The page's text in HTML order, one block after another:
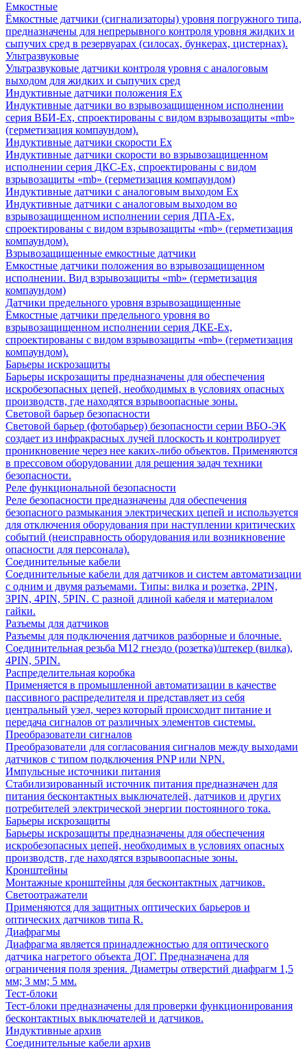
Емкостные
Ёмкостные датчики (сигнализаторы) уровня погружного типа,
предназначены для непрерывного контроля уровня жидких и
сыпучих сред в резервуарах (силосах, бункерах, цистернах).
Ультразвуковые
Ультразвуковые датчики контроля уровня с аналоговым
выходом для жидких и сыпучих сред
Индуктивные датчики положения Ех
Индуктивные датчики во взрывозащищенном исполнении
серия ВБИ-Ех, спроектированы с видом взрывозащиты «mb»
(герметизация компаундом).
Индуктивные датчики скорости Ех
Индуктивные датчики скорости во взрывозащищенном
исполнении серия ДКС-Ех, спроектированы с видом
взрывозащиты «mb» (герметизация компаундом)
Индуктивные датчики с аналоговым выходом Ех
Индуктивные датчики с аналоговым выходом во
взрывозащищенном исполнении серия ДПА-Ех,
спроектированы с видом взрывозащиты «mb» (герметизация
компаундом).
Взрывозащищенные емкостные датчики
Емкостные датчики положения во взрывозащищенном
исполнении. Вид взрывозащиты «mb» (герметизация
компаундом)
Датчики предельного уровня взрывозащищенные
Ёмкостные датчики предельного уровня во
взрывозащищенном исполнении серия ДКЕ-Ех,
спроектированы с видом взрывозащиты «mb» (герметизация
компаундом).
Барьеры искрозащиты
Барьеры искрозащиты предназначены для обеспечения
искробезопасных цепей, необходимых в условиях опасных
производств, где находятся взрывоопасные зоны.
Световой барьер безопасности
Световой барьер (фотобарьер) безопасности серии ВБО-ЭК
создает из инфракрасных лучей плоскость и контролирует
проникновение через нее каких-либо объектов. Применяются
в прессовом оборудовании для решения задач техники
безопасности.
Реле функциональной безопасности
Реле безопасности предназначены для обеспечения
безопасного размыкания электрических цепей и используется
для отключения оборудования при наступлении критических
событий (неисправность оборудования или возникновение
опасности для персонала).
Соединительные кабели
Соединительные кабели для датчиков и систем автоматизации
с одним и двумя разъемами. Типы: вилка и розетка, 2PIN,
3PIN, 4PIN, 5PIN. С разной длиной кабеля и материалом
гайки.
Разъемы для датчиков
Разъемы для подключения датчиков разборные и блочные.
Соединительная резьба М12 гнездо (розетка)/штекер (вилка),
4PIN, 5PIN.
Распределительная коробка
Применяется в промышленной автоматизации в качестве
пассивного распределителя и представляет из себя
центральный узел, через который происходит питание и
передача сигналов от различных элементов системы.
Преобразователи сигналов
Преобразователи для согласования сигналов между выходами
датчиков с типом подключения PNP или NPN.
Импульсные источники питания
Стабилизированный источник питания предназначен для
питания бесконтактных выключателей, датчиков и других
потребителей электрической энергии постоянного тока.
Барьеры искрозащиты
Барьеры искрозащиты предназначены для обеспечения
искробезопасных цепей, необходимых в условиях опасных
производств, где находятся взрывоопасные зоны.
Кронштейны
Монтажные кронштейны для бесконтактных датчиков.
Светоотражатели
Применяются для защитных оптических барьеров и
оптических датчиков типа R.
Диафрагмы
Диафрагма является принадлежностью для оптического
датчика нагретого объекта ДОГ. Предназначена для
ограничения поля зрения. Диаметры отверстий диафрагм 1,5
мм; 3 мм; 5 мм.
Тест-блоки
Тест-блоки предназначены для проверки функционирования
бесконтактных выключателей и датчиков.
Индуктивные архив
Соединительные кабели архив